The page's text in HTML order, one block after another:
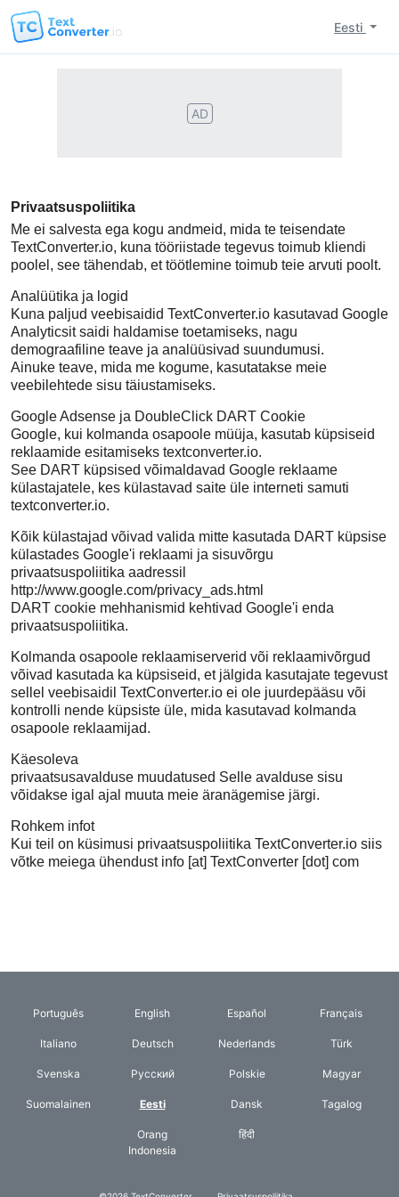
Eesti
AD
Privaatsuspoliitika
Me ei salvesta ega kogu andmeid, mida te teisendate
TextConverter.io, kuna tööriistade tegevus toimub kliendi
poolel, see tähendab, et töötlemine toimub teie arvuti poolt.
Analüütika ja logid
Kuna paljud veebisaidid TextConverter.io kasutavad Google
Analyticsit saidi haldamise toetamiseks, nagu
demograafiline teave ja analüüsivad suundumusi.
Ainuke teave, mida me kogume, kasutatakse meie
veebilehtede sisu täiustamiseks.
Google Adsense ja DoubleClick DART Cookie
Google, kui kolmanda osapoole müüja, kasutab küpsiseid
reklaamide esitamiseks textconverter.io.
See DART küpsised võimaldavad Google reklaame
külastajatele, kes külastavad saite üle interneti samuti
textconverter.io.
Kõik külastajad võivad valida mitte kasutada DART küpsise
külastades Google'i reklaami ja sisuvõrgu
privaatsuspoliitika aadressil
http://www.google.com/privacy_ads.html
DART cookie mehhanismid kehtivad Google'i enda
privaatsuspoliitika.
Kolmanda osapoole reklaamiserverid või reklaamivõrgud
võivad kasutada ka küpsiseid, et jälgida kasutajate tegevust
sellel veebisaidil TextConverter.io ei ole juurdepääsu või
kontrolli nende küpsiste üle, mida kasutavad kolmanda
osapoole reklaamijad.
Käesoleva
privaatsusavalduse muudatused Selle avalduse sisu
võidakse igal ajal muuta meie äranägemise järgi.
Rohkem infot
Kui teil on küsimusi privaatsuspoliitika TextConverter.io siis
võtke meiega ühendust info [at] TextConverter [dot] com
Português English Español Français
Italiano Deutsch Nederlands Türk
Svenska Русский Polskie Magyar
Suomalainen Eesti Dansk Tagalog
Orang
Indonesia
हिंदी